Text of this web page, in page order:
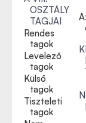
OSZTÁLY
TAGJAI
Rendes
tagok
Levelező
tagok
Külső
tagok
Tiszteleti
tagok